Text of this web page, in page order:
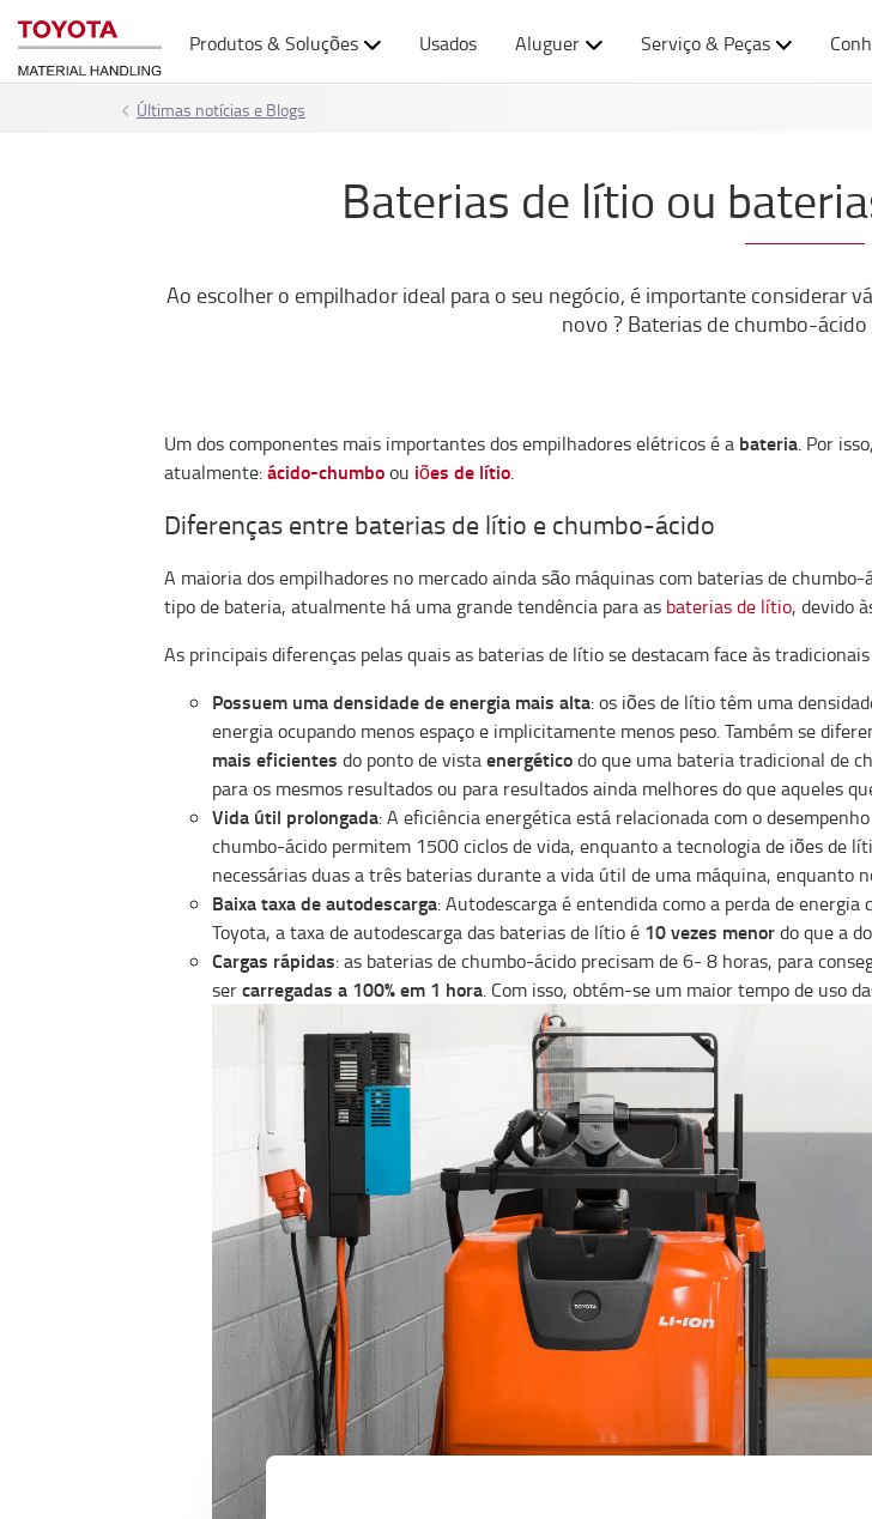
Produtos & Soluções Usados Aluguer Serviço & Peças
Últimas notícias e Blogs
Baterias de lítio ou
Ao escolher o empilhador ideal para o seu negócio, é importante considerar
novo ? Baterias de chumbo-
Um dos componentes mais importantes dos empilhadores elétricos é a bateria. Por
atualmente:ácido-chumboou iões de lítio.
Diferenças entre baterias de lítio e chumbo-ácido
A maioria dos empilhadores no mercado ainda são máquinas com baterias de
tipo de bateria, atualmente há uma grande tendência para as baterias de lítio, devido
As principais diferenças pelas quais as baterias de lítio se destacam face às
Possuem uma densidade de energia mais alta: os iões de lítio têm uma
energia ocupando menos espaço e implicitamente menos peso. Também se
mais eficientes do ponto de vistaenergéticodo que uma bateria tradicional de
para os mesmos resultados ou para resultados ainda melhores do que aqueles
Vida útil prolongada: A eficiência energética está relacionada com o
chumbo-ácido permitem 1500 ciclos de vida, enquanto a tecnologia de iões de
necessárias duas a três baterias durante a vida útil de uma máquina, enquanto
Baixa taxa de autodescarga: Autodescarga é entendida como a perda de
Toyota, a taxa de autodescarga das baterias de lítio é 10 vezes menordo que a
Cargas rápidas: as baterias de chumbo-ácido precisam de 6- 8 horas, para
sercarregadas a 100% em 1 hora. Com isso, obtém-se um maior tempo de uso